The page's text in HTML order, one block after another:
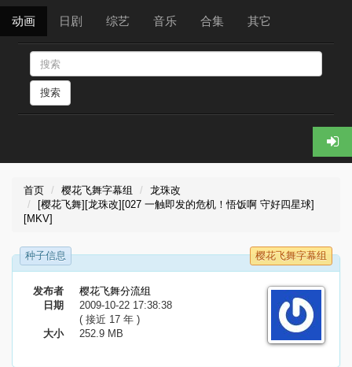
动画 日剧 综艺 音乐 合集 其它
搜索
首页 樱花飞舞字幕组
龙珠改
[樱花飞舞][龙珠改][027 一触即发的危机！悟饭啊 守好四星球]
[MKV]
种子信息 樱花飞舞字幕组
发布者
樱花飞舞分流组
日期
2009-10-22 17:38:38
( 接近 17 年 )
大小
252.9 MB